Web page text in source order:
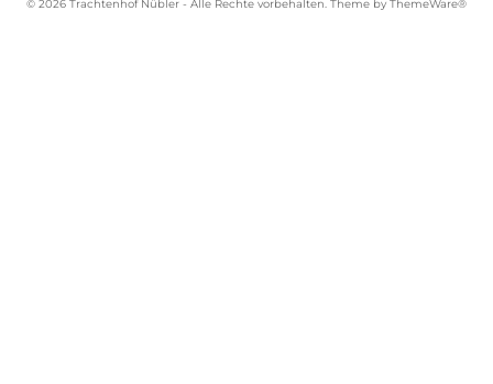
© 2026 Trachtenhof Nübler - Alle Rechte vorbehalten. Theme by ThemeWare®